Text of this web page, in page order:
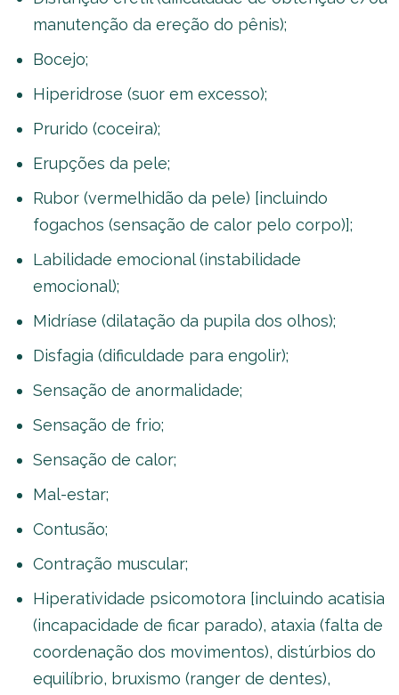
manutenção da ereção do pênis);
Bocejo;
Hiperidrose (suor em excesso);
Prurido (coceira);
Erupções da pele;
Rubor (vermelhidão da pele) [incluindo
fogachos (sensação de calor pelo corpo)];
Labilidade emocional (instabilidade
emocional);
Midríase (dilatação da pupila dos olhos);
Disfagia (dificuldade para engolir);
Sensação de anormalidade;
Sensação de frio;
Sensação de calor;
Mal-estar;
Contusão;
Contração muscular;
Hiperatividade psicomotora [incluindo acatisia
(incapacidade de ficar parado), ataxia (falta de
coordenação dos movimentos), distúrbios do
equilíbrio, bruxismo (ranger de dentes),